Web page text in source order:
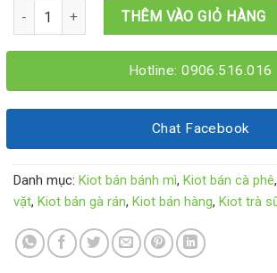
Kiot bán sinh tố nước ép 2M2x1M6x2M15 số
THÊM VÀO GIỎ HÀNG
Hotline: 0906.516.016
Chat Facebook
Danh mục: Kiot bán bánh mì, Kiot bán cà phê,
vặt, Kiot bán gà rán, Kiot bán hàng, Kiot trà